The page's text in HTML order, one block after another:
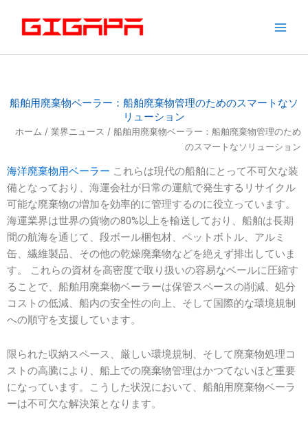
ン
船舶用廃棄物ベーラー：船舶廃棄物管理のためのスマートなソ
リューション
ホーム / 業界ニュース / 船舶用廃棄物ベーラー：船舶廃棄物管理のため
のスマートなソリューション
海洋廃棄物用ベーラー これらは現代の船舶にとって不可欠な装
備となっており、海運会社が日常の運航で発生するリサイクル
可能な廃棄物の増加を効率的に管理するのに役立っています。
海運業界は世界の貨物の80%以上を輸送しており、船舶は長期
間の航海を通じて、段ボール梱包材、ペットボトル、アルミ
缶、繊維製品、その他の乾燥廃棄物などを絶えず排出していま
す。 これらの資材を高密度で取り扱いの容易なベールに圧縮す
ることで、船舶用廃棄物ベーラーは保管スペースの削減、処分
コストの低減、船内の安全性の向上、そして国際的な環境規制
への順守を支援しています。
限られた収納スペース、厳しい環境規制、そして廃棄物処理コ
ストの高騰により、船上での廃棄物管理はかつてないほど重要
になっています。こうした状況において、船舶用廃棄物ベーラ
ーは不可欠な解決策となります。